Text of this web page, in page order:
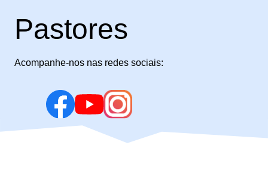
Pastores
Acompanhe-nos nas redes sociais: